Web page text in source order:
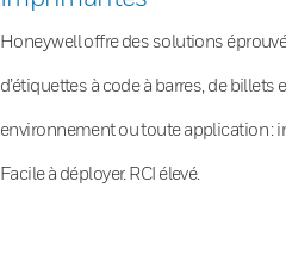
Honeywell offre des solutions
d’étiquettes à code à barres, de billets
environnement ou toute application :
Facile à déployer. RCI élevé.